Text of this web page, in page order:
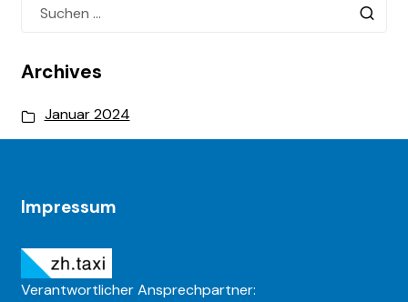
Archives
Januar 2024
Impressum
Verantwortlicher Ansprechpartner: